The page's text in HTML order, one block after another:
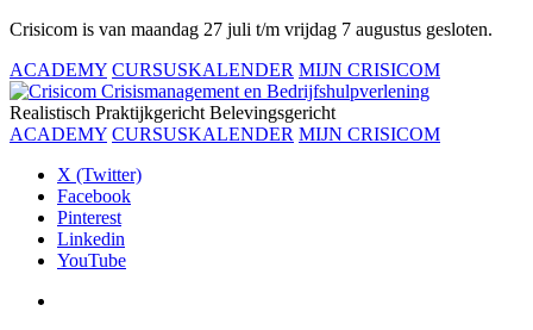
Crisicom is van maandag 27 juli t/m vrijdag 7 augustus gesloten.
ACADEMY CURSUSKALENDER MIJN CRISICOM
Realistisch Praktijkgericht Belevingsgericht
ACADEMY CURSUSKALENDER MIJN CRISICOM
X (Twitter)
Facebook
Pinterest
Linkedin
YouTube